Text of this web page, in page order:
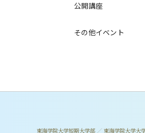
公開講座
その他イベント